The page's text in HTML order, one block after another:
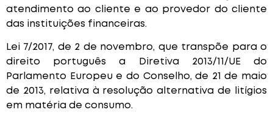
atendimento ao cliente e ao provedor do cliente
das instituições financeiras.
Lei 7/2017, de 2 de novembro, que transpõe para o
direito português a Diretiva 2013/11/UE do
Parlamento Europeu e do Conselho, de 21 de maio
de 2013, relativa à resolução alternativa de litígios
em matéria de consumo.